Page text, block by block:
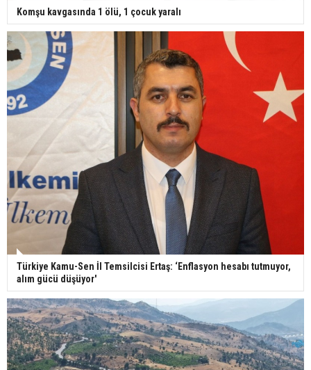
Komşu kavgasında 1 ölü, 1 çocuk yaralı
Türkiye Kamu-Sen İl Temsilcisi Ertaş: ‘Enflasyon hesabı tutmuyor,
alım gücü düşüyor'